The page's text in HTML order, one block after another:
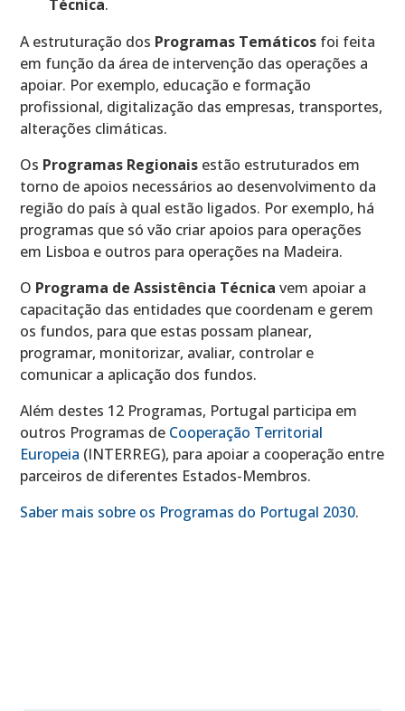
Técnica.
A estruturação dos Programas Temáticos foi feita
em função da área de intervenção das operações a
apoiar. Por exemplo, educação e formação
profissional, digitalização das empresas, transportes,
alterações climáticas.
Os Programas Regionais estão estruturados em
torno de apoios necessários ao desenvolvimento da
região do país à qual estão ligados. Por exemplo, há
programas que só vão criar apoios para operações
em Lisboa e outros para operações na Madeira.
O Programa de Assistência Técnica vem apoiar a
capacitação das entidades que coordenam e gerem
os fundos, para que estas possam planear,
programar, monitorizar, avaliar, controlar e
comunicar a aplicação dos fundos.
Além destes 12 Programas, Portugal participa em
outros Programas de Cooperação Territorial
Europeia (INTERREG), para apoiar a cooperação entre
parceiros de diferentes Estados-Membros.
Saber mais sobre os Programas do Portugal 2030.